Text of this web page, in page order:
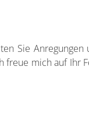
Sie
freue mich auf Ihr